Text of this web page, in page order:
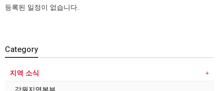
등록된 일정이 없습니다.
Category
지역 소식
강원지역본부